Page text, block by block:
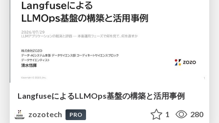
LangfuseによるLLMOps基盤の構築と活用事例
zozotech
PRO 1 280